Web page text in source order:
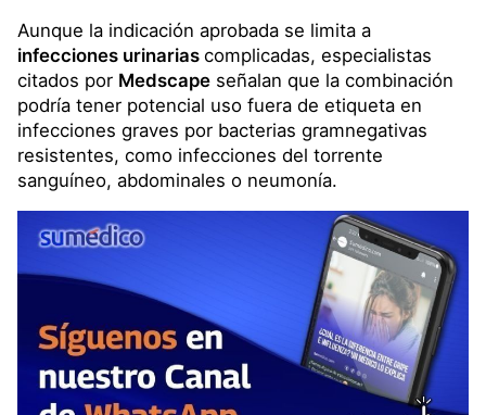
Aunque la indicación aprobada se limita a
infecciones urinarias complicadas, especialistas
citados por Medscape señalan que la combinación
podría tener potencial uso fuera de etiqueta en
infecciones graves por bacterias gramnegativas
resistentes, como infecciones del torrente
sanguíneo, abdominales o neumonía.